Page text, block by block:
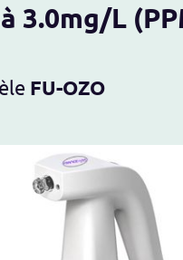
3.0mg/L
FU-OZO